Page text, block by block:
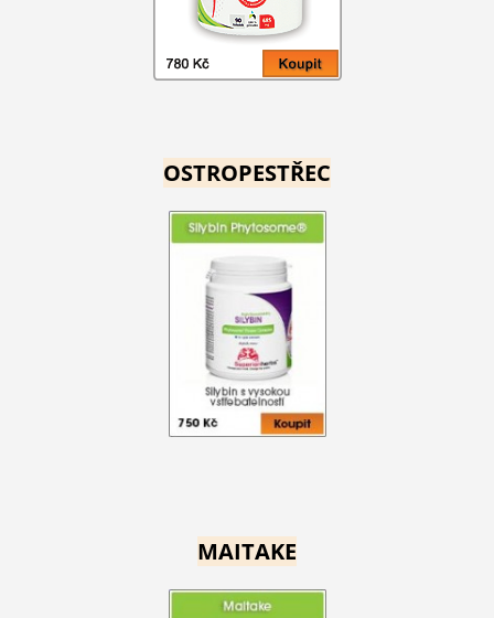
OSTROPESTŘEC
MAITAKE